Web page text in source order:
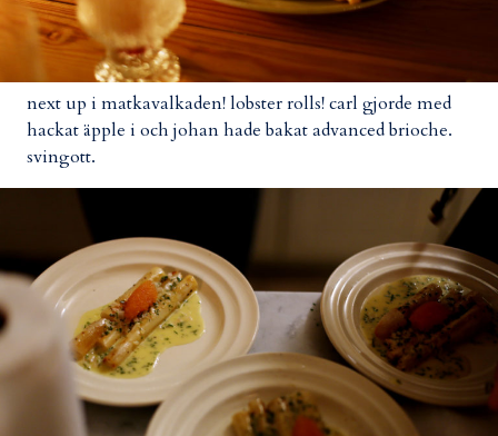
next up i matkavalkaden! lobster rolls! carl gjorde med
hackat äpple i och johan hade bakat advanced brioche.
svingott.